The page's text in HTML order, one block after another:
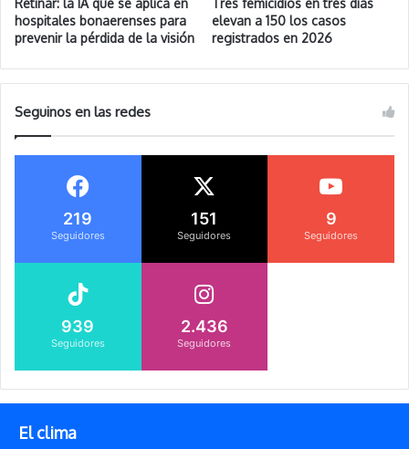
Retinar: la IA que se aplica en
hospitales bonaerenses para
prevenir la pérdida de la visión
Tres femicidios en tres días
elevan a 150 los casos
registrados en 2026
Seguinos en las redes
219
Seguidores
151
Seguidores
9
Seguidores
939
Seguidores
2.436
Seguidores
El clima